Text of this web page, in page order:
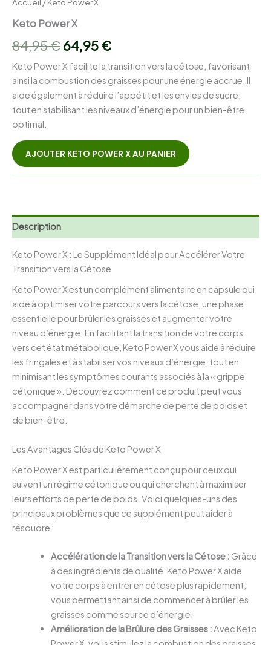
Keto Power X
84,95€Le
prix
initial
était :
64,95€Le
prix
actuel
est :
Keto Power X facilite la transition vers la cétose, favorisant
ainsi la combustion des graisses pour une énergie accrue. Il
aide également à réduire l’appétit et les envies de sucre,
tout en stabilisant les niveaux d’énergie pour un bien-être
optimal.
AJOUTER KETO POWER X AU PANIER
Description
Keto Power X : Le Supplément Idéal pour Accélérer Votre
Transition vers la Cétose
Keto Power X est un complément alimentaire en capsule qui
aide à optimiser votre parcours vers la cétose, une phase
essentielle pour brûler les graisses et augmenter votre
niveau d’énergie. En facilitant la transition de votre corps
vers cet état métabolique, Keto Power X vous aide à réduire
les fringales et à stabiliser vos niveaux d’énergie, tout en
minimisant les symptômes courants associés à la « grippe
cétonique ». Découvrez comment ce produit peut vous
accompagner dans votre démarche de perte de poids et
de bien-être.
Les Avantages Clés de Keto Power X
Keto Power X est particulièrement conçu pour ceux qui
suivent un régime cétonique ou qui cherchent à maximiser
leurs efforts de perte de poids. Voici quelques-uns des
principaux problèmes que ce supplément peut aider à
résoudre :
Accélération de la Transition vers la Cétose : Grâce
à des ingrédients de qualité, Keto Power X aide
votre corps à entrer en cétose plus rapidement,
vous permettant ainsi de commencer à brûler les
graisses comme source d’énergie.
Amélioration de la Brûlure des Graisses :Avec Keto